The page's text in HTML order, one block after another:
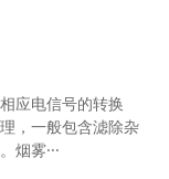
应电信号的转换
，一般包含滤除杂
雾···